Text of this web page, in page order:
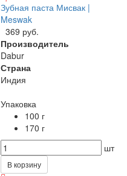
Зубная паста Мисвак |
Meswak
369 руб.
Производитель
Dabur
Страна
Индия
Упаковка
100 г
170 г
шт
В корзину